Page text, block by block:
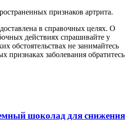
признаков артрита.
в справочных целях. О
действиях спрашивайте у
обстоятельствах не занимайтесь
признаках заболевания обратитесь
шоколад для снижения